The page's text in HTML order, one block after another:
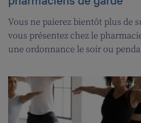
Vous ne paierez bientôt plus de
vous présentez chez le
une ordonnance le soir ou
sera introduite pour les